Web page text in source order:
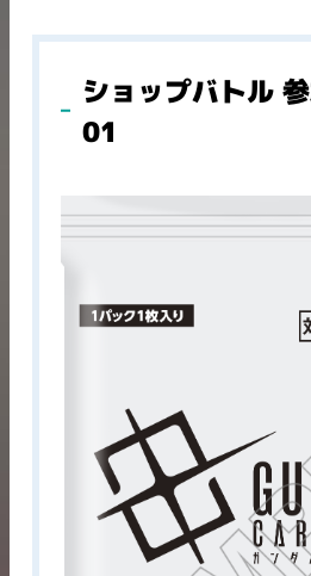
ショップバトル
01